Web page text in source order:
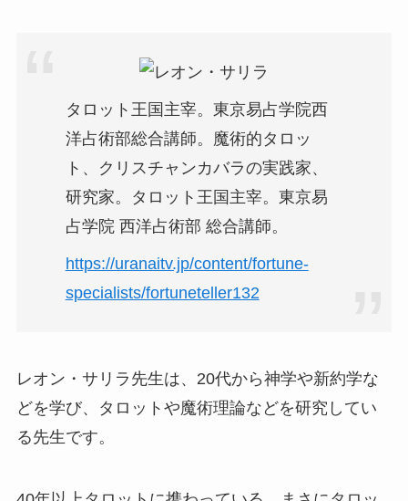
タロット王国主宰。東京易占学院西
洋占術部総合講師。魔術的タロッ
ト、クリスチャンカバラの実践家、
研究家。タロット王国主宰。東京易
占学院 西洋占術部 総合講師。
https://uranaitv.jp/content/fortune-
specialists/fortuneteller132
レオン・サリラ先生は、20代から神学や新約学な
どを学び、タロットや魔術理論などを研究してい
る先生です。